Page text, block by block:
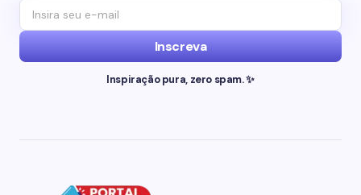
Inscreva
Inspiração pura, zero spam. ✨